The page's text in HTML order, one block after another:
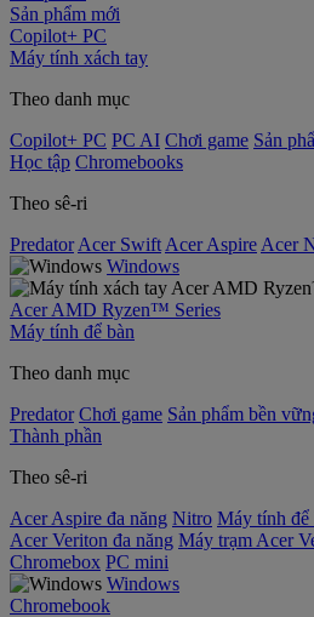
Sản phẩm mới
Copilot+ PC
Máy tính xách tay
Theo danh mục
Copilot+ PC PC AI Chơi game Sản
Học tập Chromebooks
Theo sê-ri
Predator Acer Swift Acer Aspire Acer
Windows
Acer AMD Ryzen™ Series
Máy tính để bàn
Theo danh mục
Predator Chơi game Sản phẩm bền
Thành phần
Theo sê-ri
Acer Aspire đa năng Nitro Máy tính để
Acer Veriton đa năng Máy trạm Acer
Chromebox PC mini
Windows
Chromebook